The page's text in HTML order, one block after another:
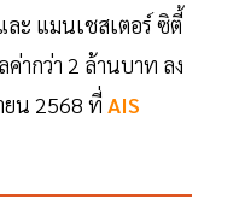
ละ แมนเชสเตอร์ ซิตี้
ากว่า 2 ล้านบาท ลง
น 2568 ที่ AIS